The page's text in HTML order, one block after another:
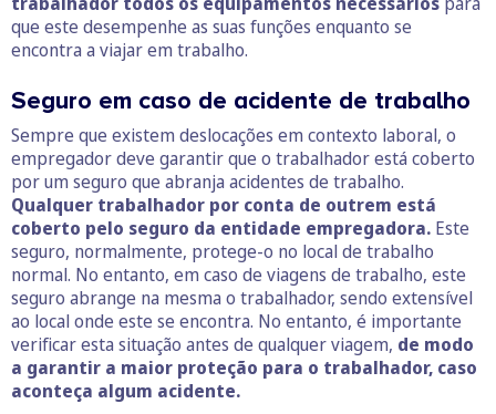
que este desempenhe as suas funções enquanto se
encontra a viajar em trabalho.
Seguro em caso de acidente de trabalho
Sempre que existem deslocações em contexto laboral, o
empregador deve garantir que o trabalhador está coberto
por um seguro que abranja acidentes de trabalho.
Qualquer trabalhador por conta de outrem está
coberto pelo seguro da entidade empregadora. Este
seguro, normalmente, protege-o no local de trabalho
normal. No entanto, em caso de viagens de trabalho, este
seguro abrange na mesma o trabalhador, sendo extensível
ao local onde este se encontra. No entanto, é importante
verificar esta situação antes de qualquer viagem, de modo
a garantir a maior proteção para o trabalhador, caso
aconteça algum acidente.